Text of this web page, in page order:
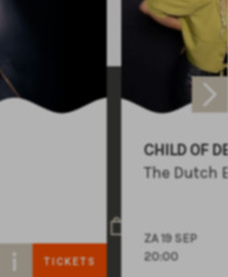
TICKETS
CHILD OF
The Dutch
ZA 19 SEP
20:00